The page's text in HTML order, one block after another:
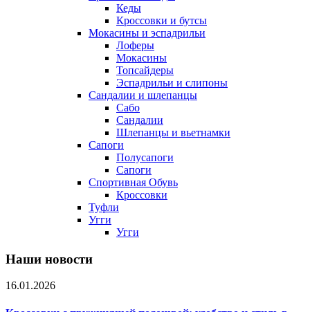
Кеды
Кроссовки и бутсы
Мокасины и эспадрильи
Лоферы
Мокасины
Топсайдеры
Эспадрильи и слипоны
Сандалии и шлепанцы
Сабо
Сандалии
Шлепанцы и вьетнамки
Сапоги
Полусапоги
Сапоги
Спортивная Обувь
Кроссовки
Туфли
Угги
Угги
Наши новости
16.01.2026